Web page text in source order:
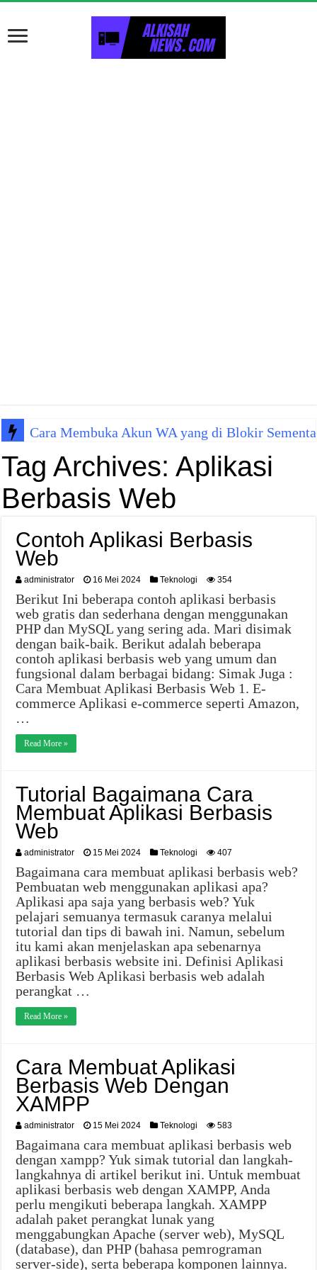
Cara Membuka Akun WA yang di Blokir
Tag Archives:Aplikasi
Berbasis Web
Contoh Aplikasi Berbasis
Web
administrator 16 Mei 2024 Teknologi 354
Berikut Ini beberapa contoh aplikasi berbasis
web gratis dan sederhana dengan menggunakan
PHP dan MySQL yang sering ada. Mari disimak
dengan baik-baik. Berikut adalah beberapa
contoh aplikasi berbasis web yang umum dan
fungsional dalam berbagai bidang: Simak Juga :
Cara Membuat Aplikasi Berbasis Web 1. E-
commerce Aplikasi e-commerce seperti Amazon,
…
Read More »
Tutorial Bagaimana Cara
Membuat Aplikasi Berbasis
Web
administrator 15 Mei 2024 Teknologi 407
Bagaimana cara membuat aplikasi berbasis web?
Pembuatan web menggunakan aplikasi apa?
Aplikasi apa saja yang berbasis web? Yuk
pelajari semuanya termasuk caranya melalui
tutorial dan tips di bawah ini. Namun, sebelum
itu kami akan menjelaskan apa sebenarnya
aplikasi berbasis website ini. Definisi Aplikasi
Berbasis Web Aplikasi berbasis web adalah
perangkat …
Read More »
Cara Membuat Aplikasi
Berbasis Web Dengan
XAMPP
administrator 15 Mei 2024 Teknologi 583
Bagaimana cara membuat aplikasi berbasis web
dengan xampp? Yuk simak tutorial dan langkah-
langkahnya di artikel berikut ini. Untuk membuat
aplikasi berbasis web dengan XAMPP, Anda
perlu mengikuti beberapa langkah. XAMPP
adalah paket perangkat lunak yang
menggabungkan Apache (server web), MySQL
(database), dan PHP (bahasa pemrograman
server-side), serta beberapa komponen lainnya.